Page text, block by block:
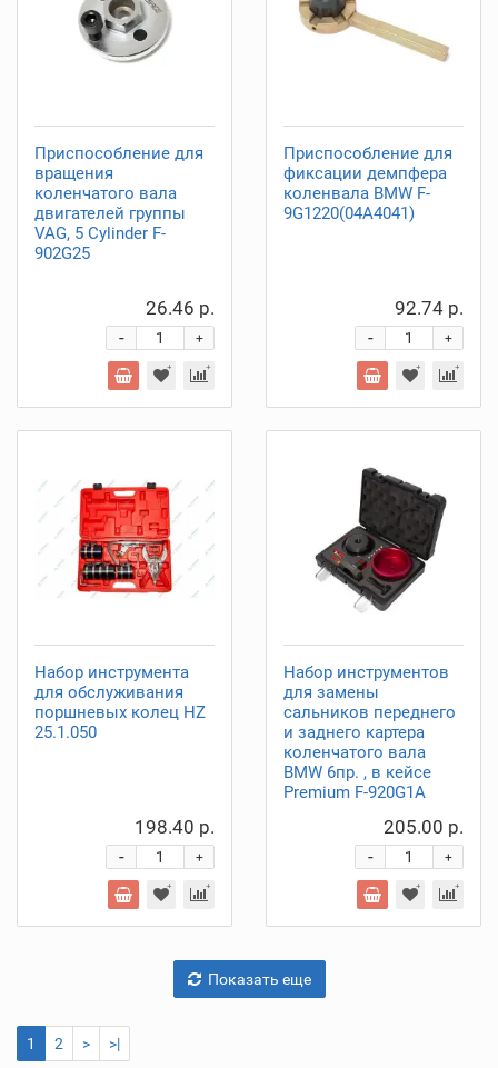
Приспособление для
вращения
коленчатого вала
двигателей группы
VAG, 5 Cylinder F-
902G25
26.46 р.
+
-
Приспособление для
фиксации демпфера
коленвала BMW F-
9G1220(04A4041)
92.74 р.
+
-
Набор инструмента
для обслуживания
поршневых колец HZ
25.1.050
198.40 р.
+
-
Набор инструментов
для замены
сальников переднего
и заднего картера
коленчатого вала
BMW 6пр. , в кейсе
Premium F-920G1A
205.00 р.
+
-
Показать еще
1 2 > >|